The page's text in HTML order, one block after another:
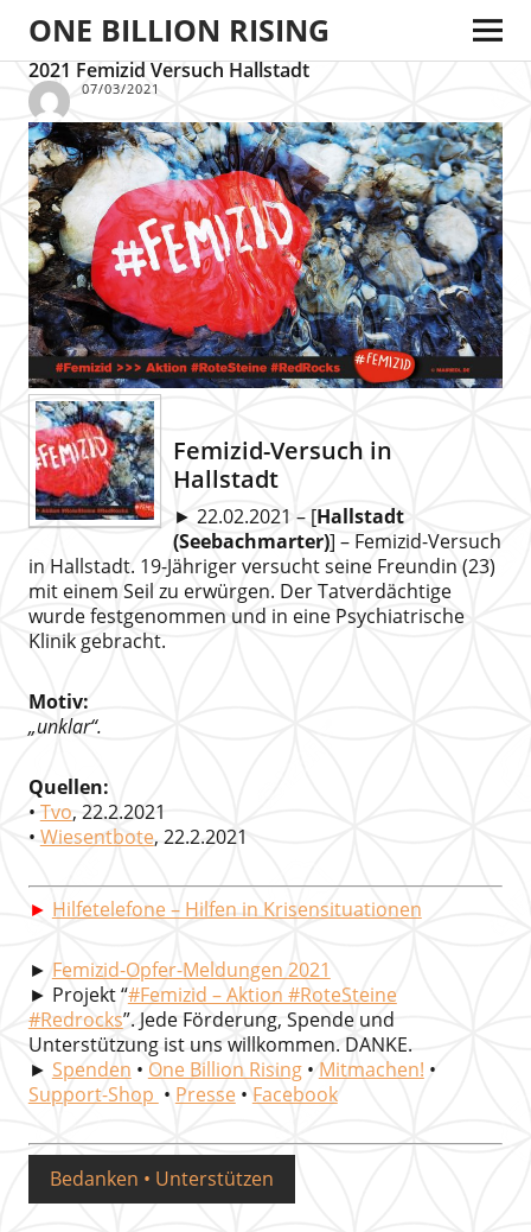
ONE BILLION RISING
2021 Femizid Versuch Hallstadt
07/03/2021
Femizid-Versuch in
Hallstadt
► 22.02.2021 – [Hallstadt
(Seebachmarter)] – Femizid-Versuch
in Hallstadt. 19-Jähriger versucht seine Freundin (23)
mit einem Seil zu erwürgen. Der Tatverdächtige
wurde festgenommen und in eine Psychiatrische
Klinik gebracht.
Motiv:
„unklar“.
Quellen:
• Tvo, 22.2.2021
• Wiesentbote, 22.2.2021
► Hilfetelefone – Hilfen in Krisensituationen
► Femizid-Opfer-Meldungen 2021
► Projekt “#Femizid – Aktion #RoteSteine
#Redrocks”. Jede Förderung, Spende und
Unterstützung ist uns willkommen. DANKE.
► Spenden • One Billion Rising• Mitmachen! •
Support-Shop • Presse • Facebook
Bedanken • Unterstützen